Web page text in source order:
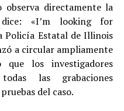
observa directamente la
«I’m looking for
Policía Estatal de Illinois
a circular ampliamente
que los investigadores
las grabaciones
del caso.